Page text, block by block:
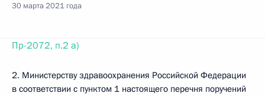
30 марта 2021 года
Пр-2072, п.2 а)
2. Министерству здравоохранения Российской Федерации
в соответствии с пунктом 1 настоящего перечня поручений